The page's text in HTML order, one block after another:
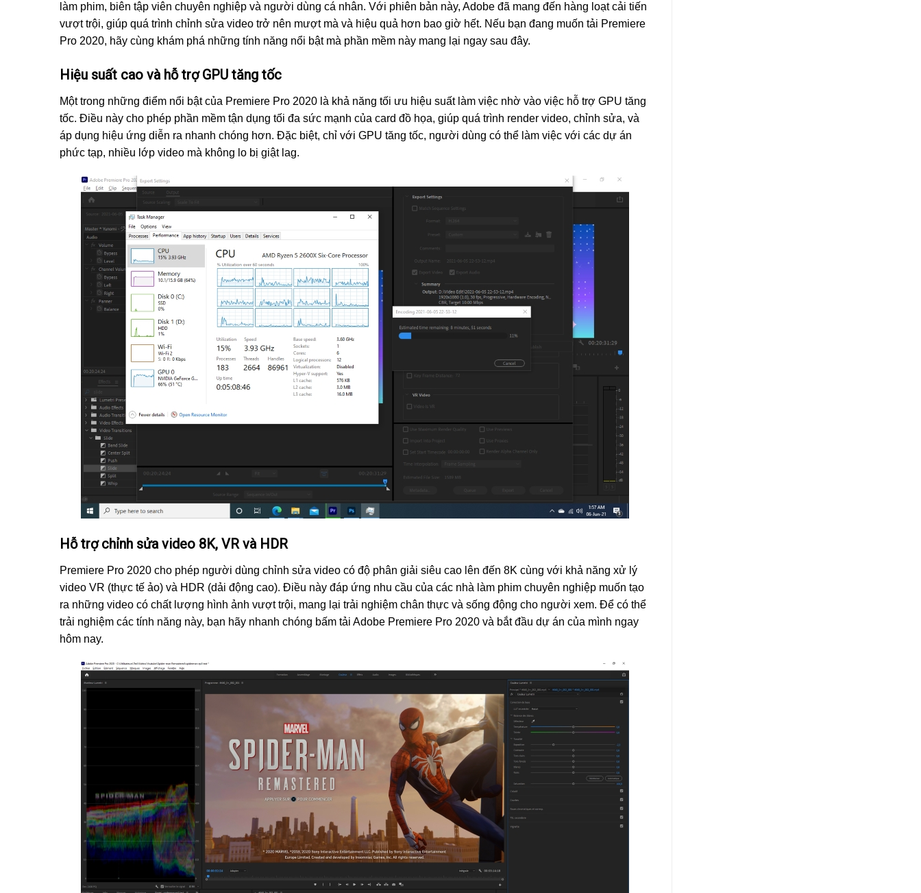
làm phim, biên tập viên chuyên nghiệp và người dùng cá nhân. Với phiên bản này, Adobe đã mang đến hàng loạt cải tiến
vượt trội, giúp quá trình chỉnh sửa video trở nên mượt mà và hiệu quả hơn bao giờ hết. Nếu bạn đang muốn tải Premiere
Pro 2020, hãy cùng khám phá những tính năng nổi bật mà phần mềm này mang lại ngay sau đây.
Hiệu suất cao và hỗ trợ GPU tăng tốc
Một trong những điểm nổi bật của Premiere Pro 2020 là khả năng tối ưu hiệu suất làm việc nhờ vào việc hỗ trợ GPU tăng
tốc. Điều này cho phép phần mềm tận dụng tối đa sức mạnh của card đồ họa, giúp quá trình render video, chỉnh sửa, và
áp dụng hiệu ứng diễn ra nhanh chóng hơn. Đặc biệt, chỉ với GPU tăng tốc, người dùng có thể làm việc với các dự án
phức tạp, nhiều lớp video mà không lo bị giật lag.
Hỗ trợ chỉnh sửa video 8K, VR và HDR
Premiere Pro 2020 cho phép người dùng chỉnh sửa video có độ phân giải siêu cao lên đến 8K cùng với khả năng xử lý
video VR (thực tế ảo) và HDR (dải động cao). Điều này đáp ứng nhu cầu của các nhà làm phim chuyên nghiệp muốn tạo
ra những video có chất lượng hình ảnh vượt trội, mang lại trải nghiệm chân thực và sống động cho người xem. Để có thể
trải nghiệm các tính năng này, bạn hãy nhanh chóng bấm tải Adobe Premiere Pro 2020 và bắt đầu dự án của mình ngay
hôm nay.